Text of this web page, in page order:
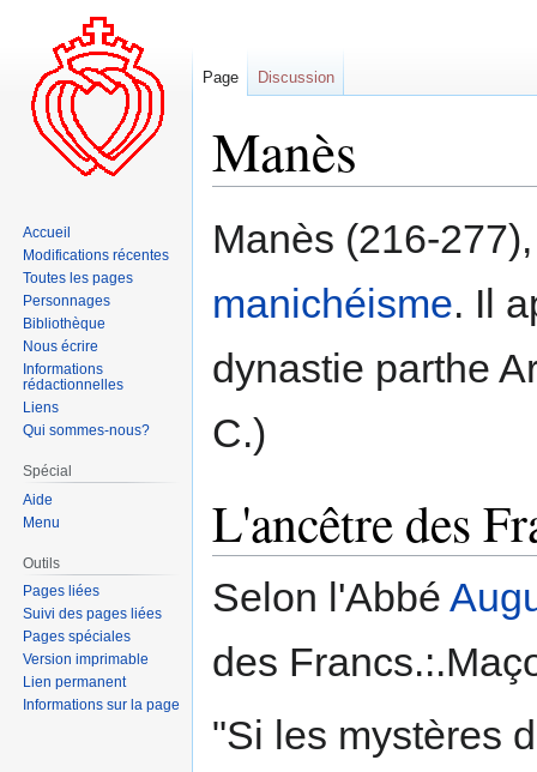
Manès
navigation
recherche
Manès (216-
manichéisme. Il
dynastie parthe
C.)
L'ancêtre des
Selon l'Abbé
des
"Si les mystères
Page Discussion
Accueil
Modifications récentes
Toutes les pages
Personnages
Bibliothèque
Nous écrire
Informations
rédactionnelles
Liens
Qui sommes-nous?
Spécial
Aide
Menu
Outils
Pages liées
Suivi des pages liées
Pages spéciales
Version imprimable
Lien permanent
Informations sur la page